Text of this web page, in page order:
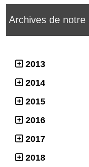
Archives de notre
2013
2014
2015
2016
2017
2018